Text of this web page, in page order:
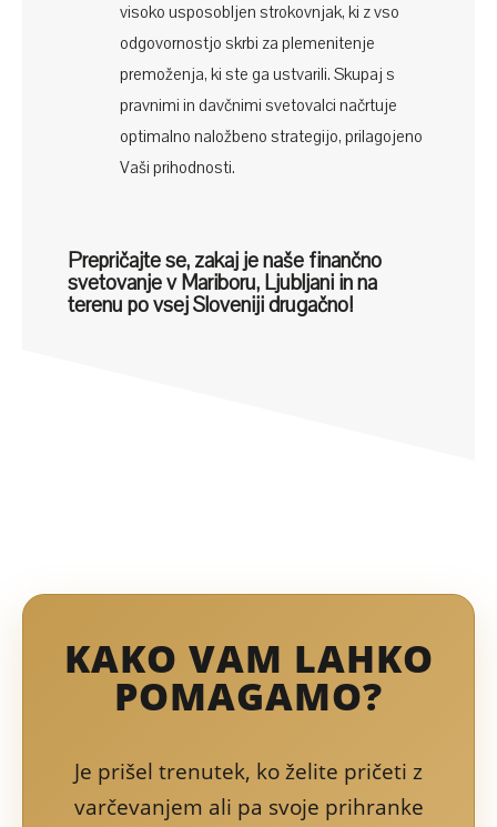
visoko usposobljen strokovnjak, ki z vso
odgovornostjo skrbi za plemenitenje
premoženja, ki ste ga ustvarili. Skupaj s
pravnimi in davčnimi svetovalci načrtuje
optimalno naložbeno strategijo, prilagojeno
Vaši prihodnosti.
Prepričajte se, zakaj je naše finančno
svetovanje v Mariboru, Ljubljani in na
terenu po vsej Sloveniji drugačno!
KAKO VAM LAHKO
POMAGAMO?
Je prišel trenutek, ko želite pričeti z
varčevanjem ali pa svoje prihranke